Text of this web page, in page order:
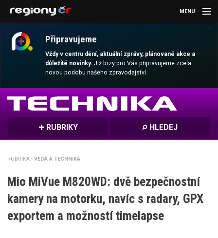
Připravujeme
Vždy v centru dění, aktuální zprávy, plánované akce a
důležité novinky.Již brzy pro Vás připravujeme zcela
novou podobu našeho zpravodajství
MENU
AKTUALITY
CESTOVÁNÍ
MAGAZÍN
REGION
RUBRIKY HLEDEJ
RUBRIKA › VĚDA A TECHNIKA
Mio MiVue M820WD: dvě bezpečnostní
kamery na motorku, navíc s radary, GPX
exportem a možností timelapse